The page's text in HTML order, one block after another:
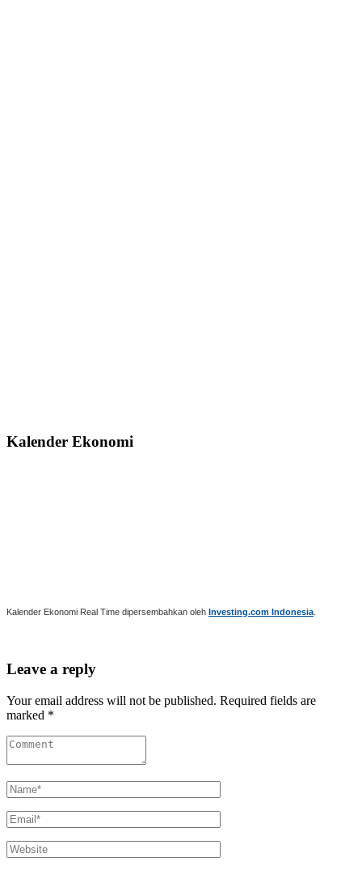
Kalender Ekonomi
Kalender Ekonomi Real Time dipersembahkan oleh Investing.com Indonesia
Leave a reply
Your email address will not be published. Required fields are
marked *